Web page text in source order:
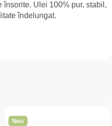
Ulei 100% pur, stabil,
îndelungat.
Nou